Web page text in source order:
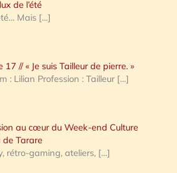
de l’été
Mais […]
17 // « Je suis Tailleur de pierre. »
: Lilian Profession : Tailleur […]
au cœur du Week-end Culture
Tarare
rétro-gaming, ateliers, […]